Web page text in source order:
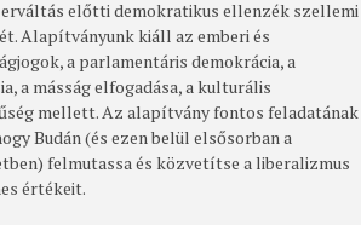
előtti demokratikus ellenzék szellemi
Alapítványunk kiáll az emberi és
a parlamentáris demokrácia, a
a másság elfogadása, a kulturális
mellett. Az alapítvány fontos feladatának
Budán (és ezen belül elsősorban a
felmutassa és közvetítse a liberalizmus
értékeit.